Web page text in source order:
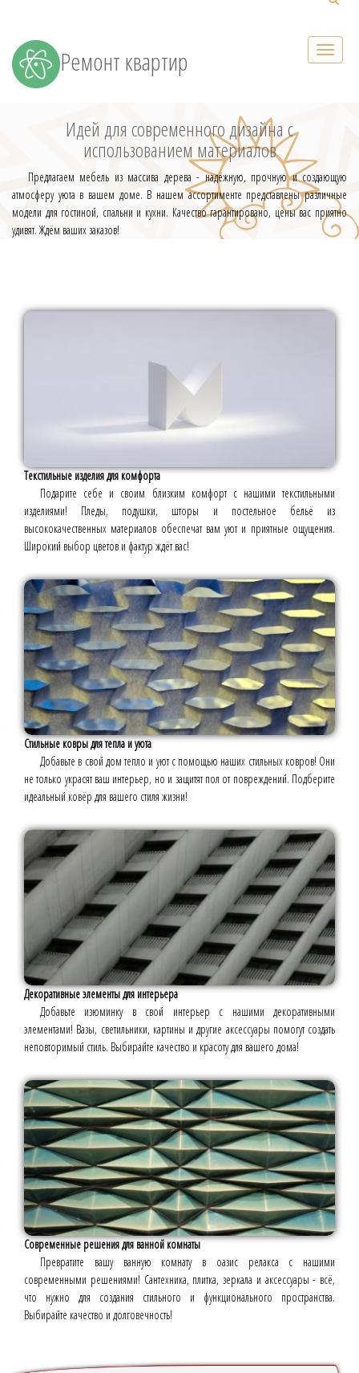
Ремонт квартир
Идей для современного дизайна с
использованием материалов
Предлагаем мебель из массива дерева - надёжную, прочную и создающую
атмосферу уюта в вашем доме. В нашем ассортименте представлены различные
модели для гостиной, спальни и кухни. Качество гарантировано, цены вас приятно
удивят. Ждём ваших заказов!
Текстильные изделия для комфорта
Подарите себе и своим близким комфорт с нашими текстильными
изделиями! Пледы, подушки, шторы и постельное бельё из
высококачественных материалов обеспечат вам уют и приятные ощущения.
Широкий выбор цветов и фактур ждёт вас!
Стильные ковры для тепла и уюта
Добавьте в свой дом тепло и уют с помощью наших стильных ковров! Они
не только украсят ваш интерьер, но и защитят пол от повреждений. Подберите
идеальный ковёр для вашего стиля жизни!
Декоративные элементы для интерьера
Добавьте изюминку в свой интерьер с нашими декоративными
элементами! Вазы, светильники, картины и другие аксессуары помогут создать
неповторимый стиль. Выбирайте качество и красоту для вашего дома!
Современные решения для ванной комнаты
Превратите вашу ванную комнату в оазис релакса с нашими
современными решениями! Сантехника, плитка, зеркала и аксессуары - всё,
что нужно для создания стильного и функционального пространства.
Выбирайте качество и долговечность!